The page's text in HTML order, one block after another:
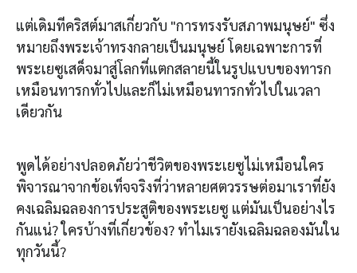
แต่เดิมทีคริสต์มาสเกี่ยวกับ "การทรงรับสภาพมนุษย์" ซึ่ง
หมายถึงพระเจ้าทรงกลายเป็นมนุษย์ โดยเฉพาะการที่
พระเยซูเสด็จมาสู่โลกที่แตกสลายนี้ในรูปแบบของทารก
เหมือนทารกทั่วไปและก็ไม่เหมือนทารกทั่วไปในเวลา
เดียวกัน
พูดได้อย่างปลอดภัยว่าชีวิตของพระเยซูไม่เหมือนใคร
พิจารณาจากข้อเท็จจริงที่ว่าหลายศตวรรษต่อมาเราที่ยัง
คงเฉลิมฉลองการประสูติของพระเยซู แต่มันเป็นอย่างไร
กันแน่? ใครบ้างที่เกี่ยวข้อง? ทำไมเรายังเฉลิมฉลองมันใน
ทุกวันนี้?